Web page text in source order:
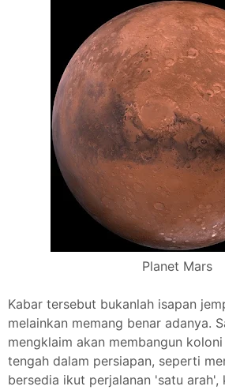
Planet Mars
Kabar tersebut bukanlah isapan
melainkan memang benar adanya.
mengklaim akan membangun
tengah dalam persiapan, seperti
bersedia ikut perjalanan 'satu arah',